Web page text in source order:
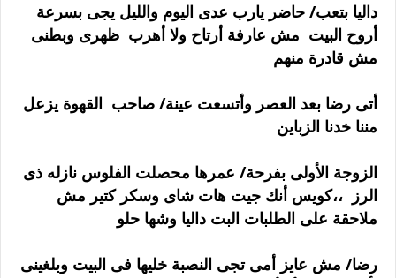
داليا بتعب/ حاضر يارب عدى اليوم والليل يجى بسرعة
أروح البيت مش عارفة أرتاح ولا أهرب ظهرى وبطنى
مش قادرة منهم
أتى رضا بعد العصر وأتسعت عينة/ صاحب القهوة يزعل
مننا خدنا الزباين
الزوجة الأولى بفرحة/ عمرها محصلت الفلوس نازله ذى
الرز ،،كويس أنك جيت هات شاى وسكر كتير مش
ملاحقة على الطلبات البت داليا وشها حلو
رضا/ مش عايز أمى تجى النصبة خليها فى البيت وبلغينى